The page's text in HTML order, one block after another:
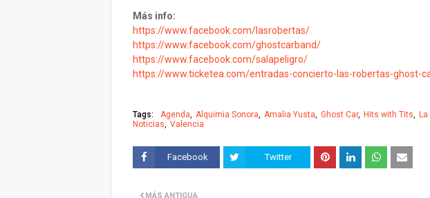
Más info:
https://www.facebook.com/lasrobertas/
https://www.facebook.com/ghostcarband/
https://www.facebook.com/salapeligro/
https://www.ticketea.com/entradas-concierto-las-robertas-ghost-
Tags: Agenda Alquimia Sonora Amalia Yusta Ghost Car Hits with Tits
Noticias
Valencia
Facebook Twitter
MÁS ANTIGUA